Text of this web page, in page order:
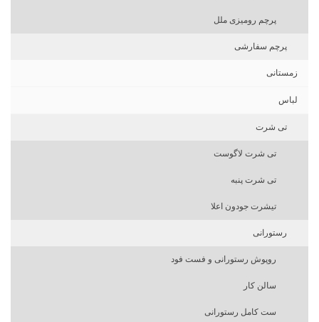
پرچم رومیزی ملل
پرچم سفارشی
زمستانی
لباس
تی شرت
تی شرت لاگوست
تی شرت پنبه
تیشرت جودون اعلا
رستورانی
روپوش رستورانی و فست فود
سالن کار
ست کامل رستورانی